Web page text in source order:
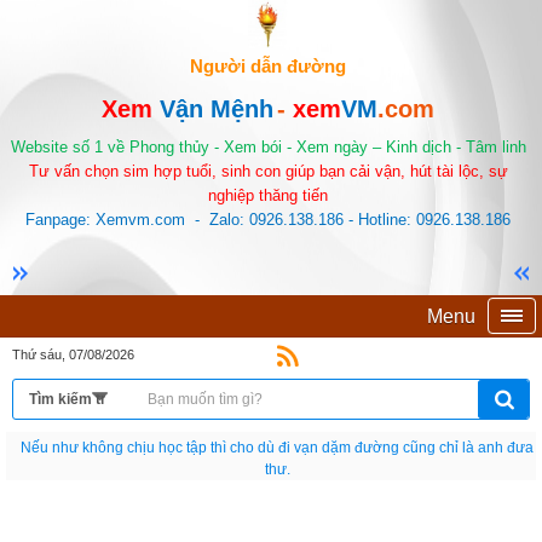
Người dẫn đường
Xem Vận Mệnh- xemVM.com
Website số 1 về Phong thủy - Xem bói - Xem ngày – Kinh dịch - Tâm linh
Tư vấn chọn sim hợp tuổi, sinh con giúp bạn cải vận, hút tài lộc, sự
nghiệp thăng tiến
Fanpage: Xemvm.com - Zalo: 0926.138.186 - Hotline: 0926.138.186
Menu
Thứ sáu, 07/08/2026
Nếu như không chịu học tập thì cho dù đi vạn dặm đường cũng chỉ là anh đưa
thư.